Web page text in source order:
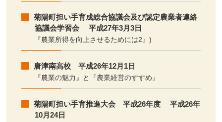
菊陽町担い手育成総合協議会及び認定農業者連絡
協議会学習会 平成27年3月3日
『農業所得を向上させるためには2』)
唐津南高校 平成26年12月1日
『農業の魅力』と『農業経営のすすめ』
菊陽町担い手育推進大会 平成26年度 平成26年
10月24日